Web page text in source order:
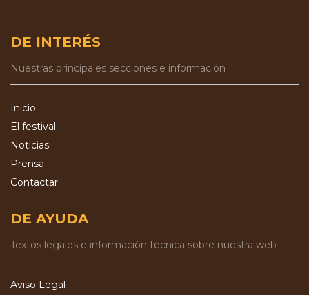
DE INTERÉS
Nuestras principales secciones e información
Inicio
El festival
Noticias
Prensa
Contactar
DE AYUDA
Textos legales e información técnica sobre nuestra web
Aviso Legal